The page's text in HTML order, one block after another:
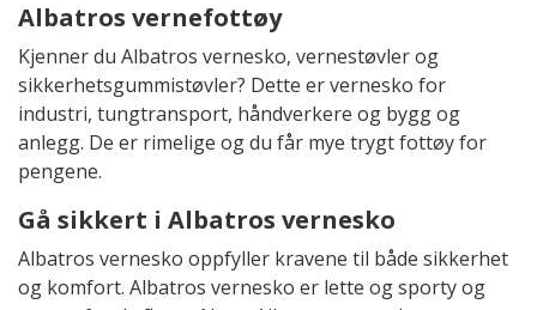
Albatros vernefottøy
Kjenner du Albatros vernesko, vernestøvler og
sikkerhetsgummistøvler? Dette er vernesko for
industri, tungtransport, håndverkere og bygg og
anlegg. De er rimelige og du får mye trygt fottøy for
pengene.
Gå sikkert i Albatros vernesko
Albatros vernesko oppfyller kravene til både sikkerhet
og komfort. Albatros vernesko er lette og sporty og